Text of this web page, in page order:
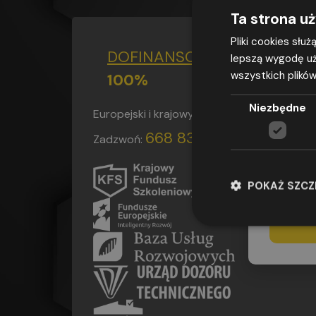
DOFINANSOWANIEDO
100%
Europejski i krajowy fundusz szkoleniowy
Zadzwoń: 668 839 004
Ta strona
Pliki cookies
lepszą wygodę
wszystkich
Niezbędne
POKAŻ
adresu e-
2016 r. w
w
adres